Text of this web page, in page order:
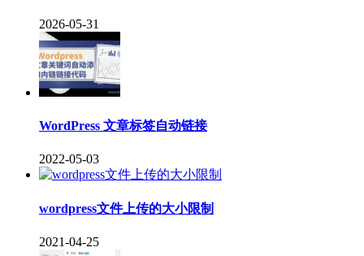
2026-05-31
WordPress 文章标签自动链接
2022-05-03
wordpress文件上传的大小限制
2021-04-25